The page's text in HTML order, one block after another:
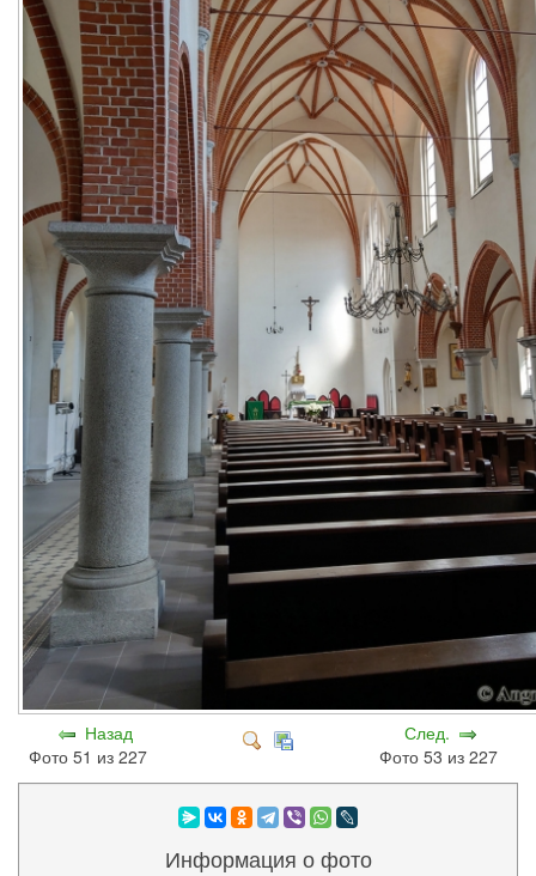
Назад
Фото 51 из 227
След.
Фото 53 из 227
Информация о фото